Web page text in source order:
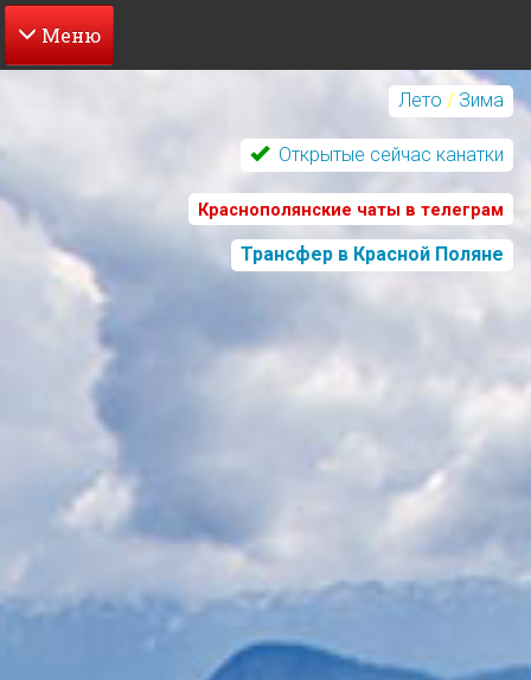
Перейти
содержанию
Лето / Зима
Открытые сейчас канатки
Краснополянские чаты в телеграм
Трансфер в Красной Поляне